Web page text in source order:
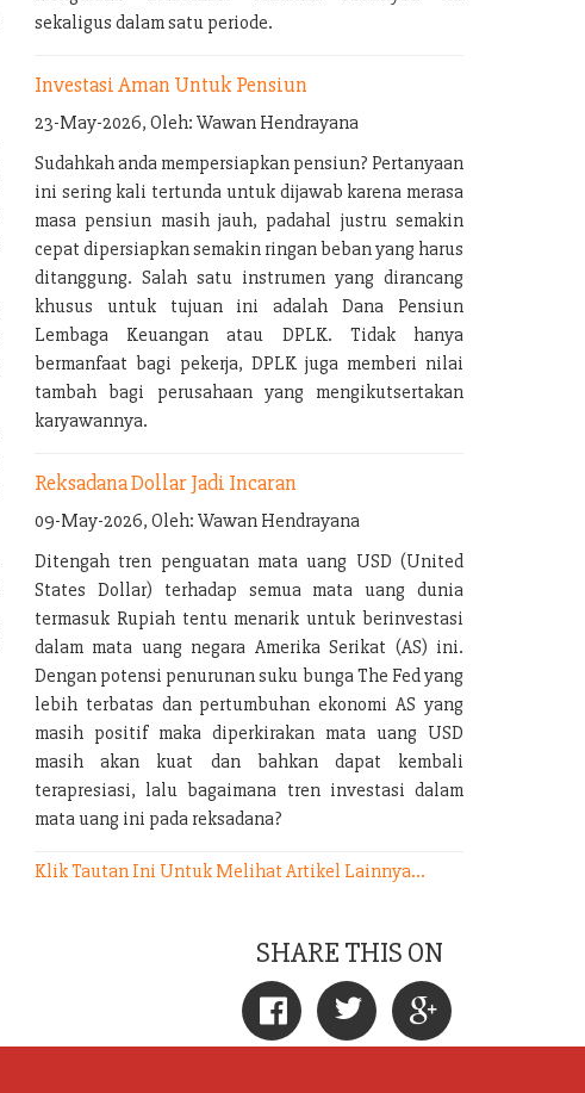
sekaligus dalam satu periode.
Investasi Aman Untuk Pensiun
23-May-2026, Oleh: Wawan Hendrayana
Sudahkah anda mempersiapkan pensiun? Pertanyaan
ini sering kali tertunda untuk dijawab karena merasa
masa pensiun masih jauh, padahal justru semakin
cepat dipersiapkan semakin ringan beban yang harus
ditanggung. Salah satu instrumen yang dirancang
khusus untuk tujuan ini adalah Dana Pensiun
Lembaga Keuangan atau DPLK. Tidak hanya
bermanfaat bagi pekerja, DPLK juga memberi nilai
tambah bagi perusahaan yang mengikutsertakan
karyawannya.
Reksadana Dollar Jadi Incaran
09-May-2026, Oleh: Wawan Hendrayana
Ditengah tren penguatan mata uang USD (United
States Dollar) terhadap semua mata uang dunia
termasuk Rupiah tentu menarik untuk berinvestasi
dalam mata uang negara Amerika Serikat (AS) ini.
Dengan potensi penurunan suku bunga The Fed yang
lebih terbatas dan pertumbuhan ekonomi AS yang
masih positif maka diperkirakan mata uang USD
masih akan kuat dan bahkan dapat kembali
terapresiasi, lalu bagaimana tren investasi dalam
mata uang ini pada reksadana?
Klik Tautan Ini Untuk Melihat Artikel Lainnya...
SHARE THIS ON